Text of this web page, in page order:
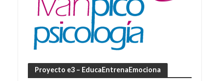
Proyecto e3 – EducaEntrenaEmociona